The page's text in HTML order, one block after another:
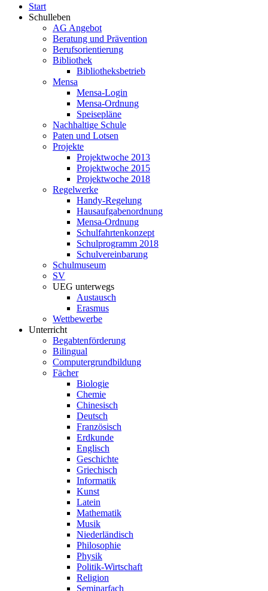
Start
Schulleben
AG Angebot
Beratung und Prävention
Berufsorientierung
Bibliothek
Bibliotheksbetrieb
Mensa
Mensa-Login
Mensa-Ordnung
Speisepläne
Nachhaltige Schule
Paten und Lotsen
Projekte
Projektwoche 2013
Projektwoche 2015
Projektwoche 2018
Regelwerke
Handy-Regelung
Hausaufgabenordnung
Mensa-Ordnung
Schulfahrtenkonzept
Schulprogramm 2018
Schulvereinbarung
Schulmuseum
SV
UEG unterwegs
Austausch
Erasmus
Wettbewerbe
Unterricht
Begabtenförderung
Bilingual
Computergrundbildung
Fächer
Biologie
Chemie
Chinesisch
Deutsch
Französisch
Erdkunde
Englisch
Geschichte
Griechisch
Informatik
Kunst
Latein
Mathematik
Musik
Niederländisch
Philosophie
Physik
Politik-Wirtschaft
Religion
Seminarfach